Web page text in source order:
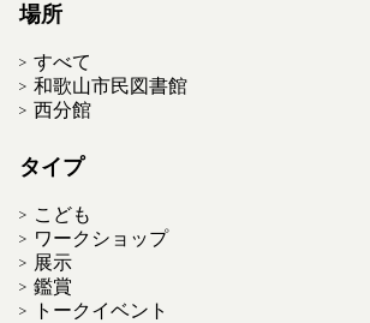
場所
すべて
和歌山市民図書館
西分館
タイプ
こども
ワークショップ
展示
鑑賞
トークイベント